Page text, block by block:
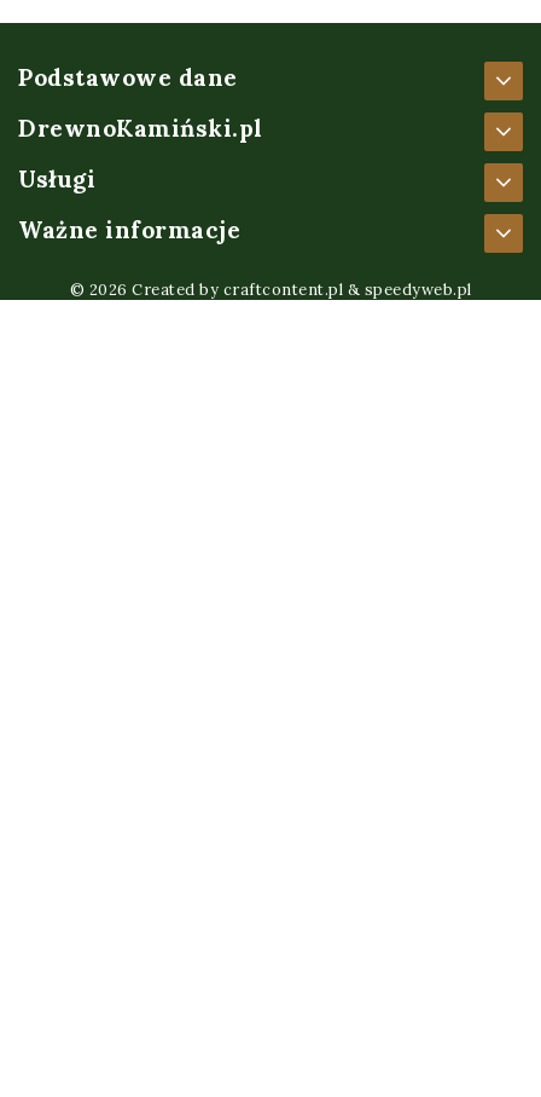
Podstawowe dane
DrewnoKamiński.pl
Usługi
Ważne informacje
© 2026 Created by craftcontent.pl & speedyweb.pl